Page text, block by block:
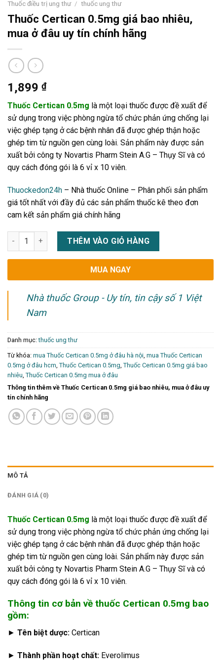
Thuốc điều trị ung thư / thuốc ung thư
Thuốc Certican 0.5mg giá bao nhiêu,
mua ở đâu uy tín chính hãng
1,899 ₫
Thuốc Certican 0.5mg là một loại thuốc được đề xuất để
sử dụng trong việc phòng ngừa tổ chức phản ứng chống lại
việc ghép tạng ở các bệnh nhân đã được ghép thận hoặc
ghép tim từ nguồn gen cùng loài. Sản phẩm này được sản
xuất bởi công ty Novartis Pharm Stein A.G – Thụy Sĩ và có
quy cách đóng gói là 6 vỉ x 10 viên.
Thuockedon24h – Nhà thuốc Online – Phân phối sản phẩm
giá tốt nhất với đầy đủ các sản phẩm thuốc kê theo đơn
cam kết sản phẩm giá chính hãng
Thuốc Certican 0.5mg giá bao nhiêu, mua ở đâu uy tín chính
THÊM VÀO GIỎ HÀNG
MUA NGAY
Nhà thuốc Group - Uy tín, tin cậy số 1 Việt
Nam
Danh mục:thuốc ung thư
Từ khóa: mua Thuốc Certican 0.5mg ở đâu hà nội mua Thuốc Certican
0.5mg ở đâu hcm Thuốc Certican 0.5mg Thuốc Certican 0.5mg giá bao
nhiêu Thuốc Certican 0.5mg mua ở đâu
Thông tin thêm về Thuốc Certican 0.5mg giá bao nhiêu, mua ở đâu uy
tín chính hãng
MÔ TẢ
ĐÁNH GIÁ (0)
Thuốc Certican 0.5mg là một loại thuốc được đề xuất để
sử dụng trong việc phòng ngừa tổ chức phản ứng chống lại
việc ghép tạng ở các bệnh nhân đã được ghép thận hoặc
ghép tim từ nguồn gen cùng loài. Sản phẩm này được sản
xuất bởi công ty Novartis Pharm Stein A.G – Thụy Sĩ và có
quy cách đóng gói là 6 vỉ x 10 viên.
Thông tin cơ bản về thuốc Certican 0.5mg bao
gồm:
► Tên biệt dược: Certican
► Thành phần hoạt chất: Everolimus